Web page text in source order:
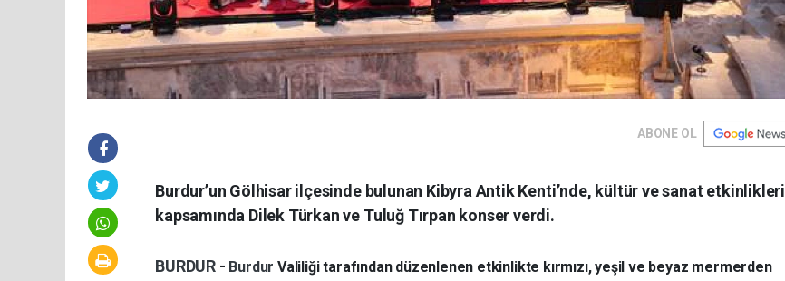
ABONE OL
Burdur’un Gölhisar ilçesinde bulunan Kibyra Antik Kenti’nde, kültür ve sanat etkinlikleri
kapsamında Dilek Türkan ve Tuluğ Tırpan konser verdi.
BURDUR - BurdurValiliği tarafından düzenlenen etkinlikte kırmızı, yeşil ve beyaz mermerden